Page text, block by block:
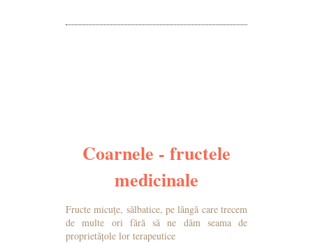
Coarnele - fructele
medicinale
Fructe micuțe, sălbatice, pe lăngă care trecem
de multe ori fără să ne dăm seama de
proprietățole lor terapeutice